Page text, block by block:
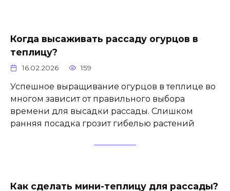
Когда высаживать рассаду огурцов в
теплицу?
16.02.2026 159
Успешное выращивание огурцов в теплице во
многом зависит от правильного выбора
времени для высадки рассады. Слишком
ранняя посадка грозит гибелью растений
Как сделать мини-теплицу для рассады?